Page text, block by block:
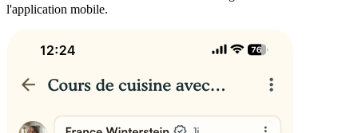
l'application mobile.